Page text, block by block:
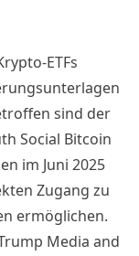
ETFs
sind der
Social Bitcoin
im Juni 2025
Zugang zu
ermöglichen.
Media and